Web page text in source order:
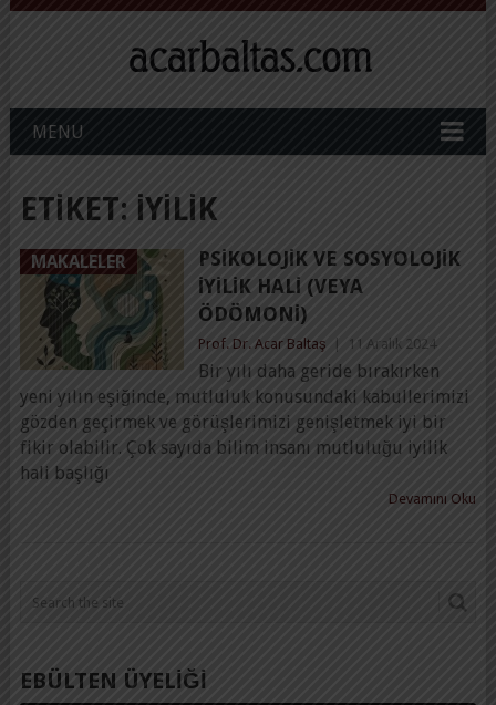
MENU
ETIKET: IYILIK
MAKALELER
PSIKOLOJIK VE SOSYOLOJIK
İYILIK HALI (VEYA
ÖDÖMONI)
Prof. Dr. Acar Baltaş 11 Aralık 2024
Bir yılı daha geride bırakırken
yeni yılın eşiğinde, mutluluk konusundaki kabullerimizi
gözden geçirmek ve görüşlerimizi genişletmek iyi bir
fikir olabilir. Çok sayıda bilim insanı mutluluğu iyilik
hali başlığı
Devamını Oku
EBÜLTEN ÜYELİĞİ